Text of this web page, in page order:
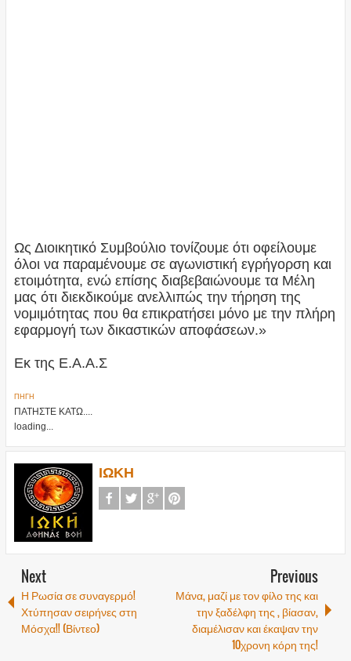
Ως Διοικητικό Συμβούλιο τονίζουμε ότι οφείλουμε
όλοι να παραμένουμε σε αγωνιστική εγρήγορση και
ετοιμότητα, ενώ επίσης διαβεβαιώνουμε τα Μέλη
μας ότι διεκδικούμε ανελλιπώς την τήρηση της
νομιμότητας που θα επικρατήσει μόνο με την πλήρη
εφαρμογή των δικαστικών αποφάσεων.»
Εκ της Ε.Α.Α.Σ
ΠΗΓΗ
ΠΑΤΗΣΤΕ ΚΑΤΩ....
loading...
ΙΩΚΗ
Next
Η Ρωσία σε συναγερμό!
Χτύπησαν σειρήνες στη
Μόσχα!! (Βίντεο)
Previous
Μάνα, μαζί με τον φίλο της και
την ξαδέλφη της , βίασαν,
διαμέλισαν και έκαψαν την
10χρονη κόρη της!